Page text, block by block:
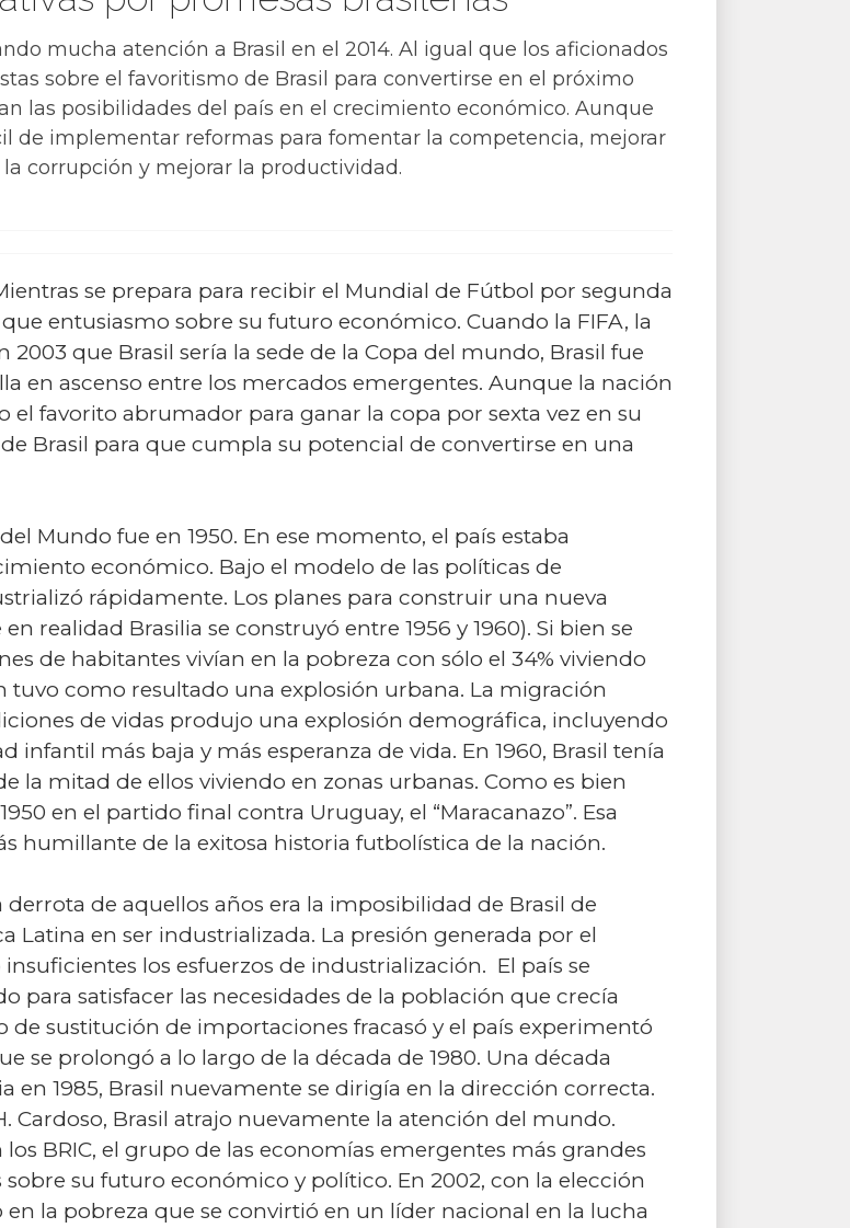
mucha atención a Brasil en el 2014. Al igual que los aficionados
sobre el favoritismo de Brasil para convertirse en el próximo
las posibilidades del país en el crecimiento económico. Aunque
de implementar reformas para fomentar la competencia, mejorar
corrupción y mejorar la productividad.
se prepara para recibir el Mundial de Fútbol por segunda
entusiasmo sobre su futuro económico. Cuando la FIFA, la
que Brasil sería la sede de la Copa del mundo, Brasil fue
en ascenso entre los mercados emergentes. Aunque la nación
favorito abrumador para ganar la copa por sexta vez en su
Brasil para que cumpla su potencial de convertirse en una
Mundo fue en 1950. En ese momento, el país estaba
económico. Bajo el modelo de las políticas de
rápidamente. Los planes para construir una nueva
realidad Brasilia se construyó entre 1956 y 1960). Si bien se
de habitantes vivían en la pobreza con sólo el 34% viviendo
tuvo como resultado una explosión urbana. La migración
de vidas produjo una explosión demográfica, incluyendo
más baja y más esperanza de vida. En 1960, Brasil tenía
la mitad de ellos viviendo en zonas urbanas. Como es bien
en el partido final contra Uruguay, el “Maracanazo”. Esa
humillante de la exitosa historia futbolística de la nación.
derrota de aquellos años era la imposibilidad de Brasil de
Latina en ser industrializada. La presión generada por el
los esfuerzos de industrialización. El país se
para satisfacer las necesidades de la población que crecía
sustitución de importaciones fracasó y el país experimentó
se prolongó a lo largo de la década de 1980. Una década
en 1985, Brasil nuevamente se dirigía en la dirección correcta.
Cardoso, Brasil atrajo nuevamente la atención del mundo.
BRIC, el grupo de las economías emergentes más grandes
su futuro económico y político. En 2002, con la elección
la pobreza que se convirtió en un líder nacional en la lucha